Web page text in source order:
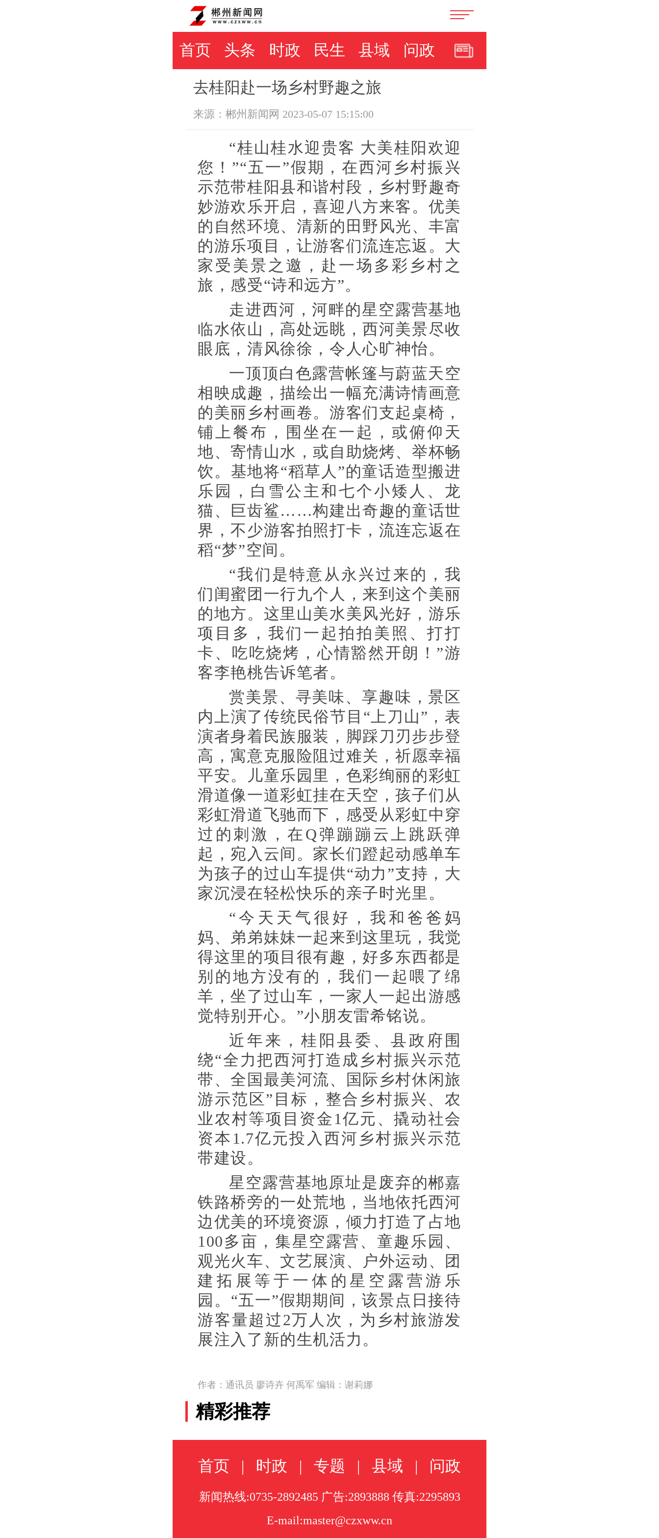
首页 头条 时政 民生 县域 问政
去桂阳赴一场乡村野趣之旅
来源：郴州新闻网 2023-05-07 15:15:00
“桂山桂水迎贵客 大美桂阳欢迎
您！”“五一”假期，在西河乡村振兴
示范带桂阳县和谐村段，乡村野趣奇
妙游欢乐开启，喜迎八方来客。优美
的自然环境、清新的田野风光、丰富
的游乐项目，让游客们流连忘返。大
家受美景之邀，赴一场多彩乡村之
旅，感受“诗和远方”。
走进西河，河畔的星空露营基地
临水依山，高处远眺，西河美景尽收
眼底，清风徐徐，令人心旷神怡。
一顶顶白色露营帐篷与蔚蓝天空
相映成趣，描绘出一幅充满诗情画意
的美丽乡村画卷。游客们支起桌椅，
铺上餐布，围坐在一起，或俯仰天
地、寄情山水，或自助烧烤、举杯畅
饮。基地将“稻草人”的童话造型搬进
乐园，白雪公主和七个小矮人、龙
猫、巨齿鲨……构建出奇趣的童话世
界，不少游客拍照打卡，流连忘返在
稻“梦”空间。
“我们是特意从永兴过来的，我
们闺蜜团一行九个人，来到这个美丽
的地方。这里山美水美风光好，游乐
项目多，我们一起拍拍美照、打打
卡、吃吃烧烤，心情豁然开朗！”游
客李艳桃告诉笔者。
赏美景、寻美味、享趣味，景区
内上演了传统民俗节目“上刀山”，表
演者身着民族服装，脚踩刀刃步步登
高，寓意克服险阻过难关，祈愿幸福
平安。儿童乐园里，色彩绚丽的彩虹
滑道像一道彩虹挂在天空，孩子们从
彩虹滑道飞驰而下，感受从彩虹中穿
过的刺激，在Q弹蹦蹦云上跳跃弹
起，宛入云间。家长们蹬起动感单车
为孩子的过山车提供“动力”支持，大
家沉浸在轻松快乐的亲子时光里。
“今天天气很好，我和爸爸妈
妈、弟弟妹妹一起来到这里玩，我觉
得这里的项目很有趣，好多东西都是
别的地方没有的，我们一起喂了绵
羊，坐了过山车，一家人一起出游感
觉特别开心。”小朋友雷希铭说。
近年来，桂阳县委、县政府围
绕“全力把西河打造成乡村振兴示范
带、全国最美河流、国际乡村休闲旅
游示范区”目标，整合乡村振兴、农
业农村等项目资金1亿元、撬动社会
资本1.7亿元投入西河乡村振兴示范
带建设。
星空露营基地原址是废弃的郴嘉
铁路桥旁的一处荒地，当地依托西河
边优美的环境资源，倾力打造了占地
100多亩，集星空露营、童趣乐园、
观光火车、文艺展演、户外运动、团
建拓展等于一体的星空露营游乐
园。“五一”假期期间，该景点日接待
游客量超过2万人次，为乡村旅游发
展注入了新的生机活力。
作者：通讯员 廖诗卉 何禹军 编辑：谢莉娜
精彩推荐
首页 | 时政 | 专题 | 县域 | 问政
新闻热线:0735-2892485 广告:2893888 传真:2295893
E-mail:master@czxww.cn